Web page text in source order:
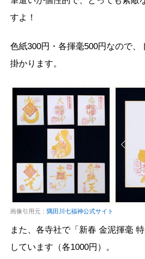
すよ！
色紙300円・各揮毫500円なので、
掛かります。
画像引用元： 隅田川七福神公式サイト
また、各寺社で「新春 金泥揮毫
しています（各1000円）。